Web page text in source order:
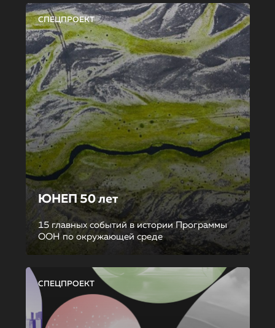
СПЕЦПРОЕКТ
ЮНЕП 50 лет
15 главных событий в истории Программы
ООН по окружающей среде
СПЕЦПРОЕКТ